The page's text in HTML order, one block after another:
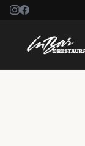
s
Thermia